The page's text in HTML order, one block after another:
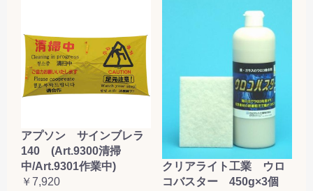
アプソン サインブレラ
140 (Art.9300清掃
中/Art.9301作業中)
￥7,920
クリアライト工業 ウロ
コバスター 450g×3個